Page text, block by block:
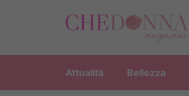
Attualità Bellezza